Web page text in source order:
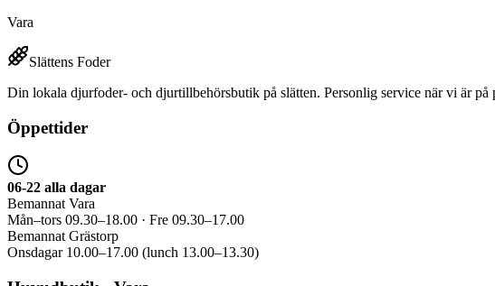
Vara
Slättens Foder
Din lokala djurfoder- och djurtillbehörsbutik på slätten. Personlig service när vi är
Öppettider
06-22 alla dagar
Bemannat Vara
Mån–tors 09.30–18.00 · Fre 09.30–17.00
Bemannat Grästorp
Onsdagar 10.00–17.00 (lunch 13.00–13.30)